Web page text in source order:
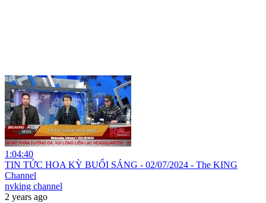
1:04:40
TIN TỨC HOA KỲ BUỔI SÁNG - 02/07/2024 - The KING
Channel
nvking channel
2 years ago